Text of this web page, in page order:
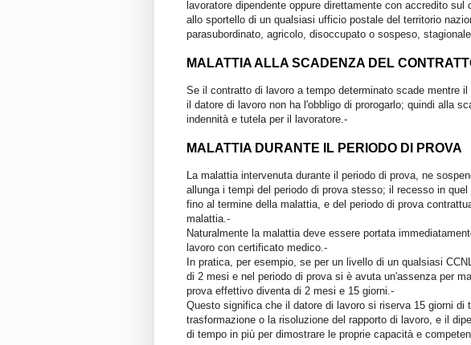
lavoratore dipendente oppure direttamente con accredito
allo sportello di un qualsiasi ufficio postale del territorio
parasubordinato, agricolo, disoccupato o sospeso,
MALATTIA ALLA SCADENZA DEL
Se il contratto di lavoro a tempo determinato scade mentre
il datore di lavoro non ha l'obbligo di prorogarlo; quindi alla
indennità e tutela per il lavoratore.-
MALATTIA DURANTE IL PERIODO DI PROVA
La malattia intervenuta durante il periodo di prova, ne
allunga i tempi del periodo di prova stesso; il recesso in
fino al termine della malattia, e del periodo di prova
malattia.-
Naturalmente la malattia deve essere portata
lavoro con certificato medico.-
In pratica, per esempio, se per un livello di un qualsiasi
di 2 mesi e nel periodo di prova si è avuta un'assenza per
prova effettivo diventa di 2 mesi e 15 giorni.-
Questo significa che il datore di lavoro si riserva 15 giorni di
trasformazione o la risoluzione del rapporto di lavoro, e il
di tempo in più per dimostrare le proprie capacità e